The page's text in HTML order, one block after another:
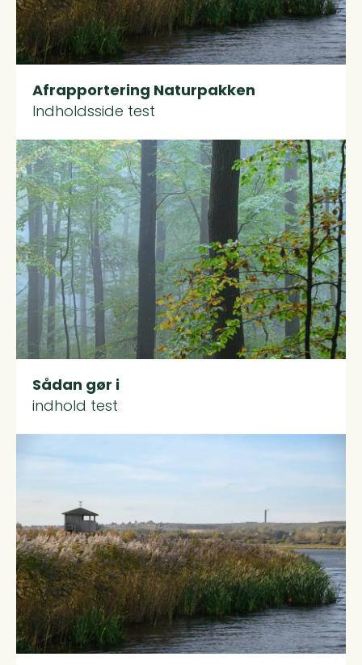
Afrapportering Naturpakken
Indholdsside test
Read more about Sådan gør i
Sådan gør i
indhold test